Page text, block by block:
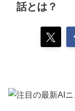
話とは？